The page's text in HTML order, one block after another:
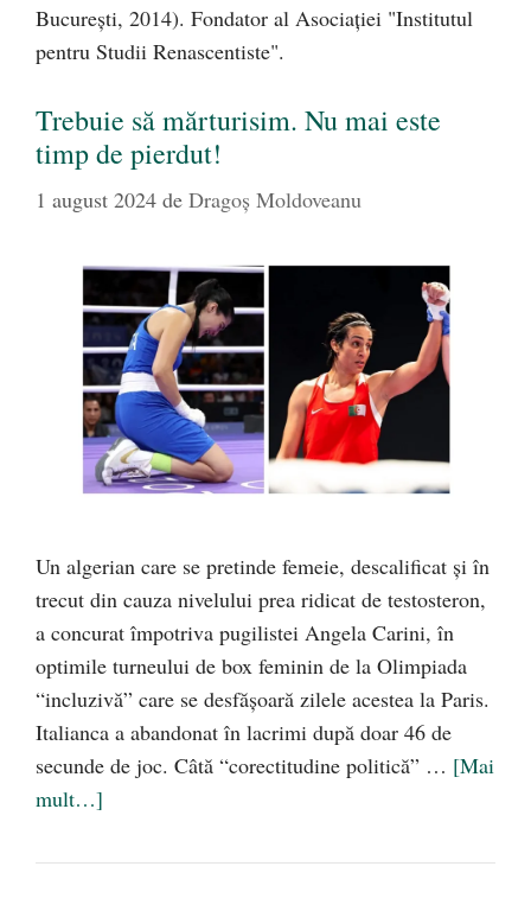
Bucureşti, 2014). Fondator al Asociaţiei "Institutul
pentru Studii Renascentiste".
Trebuie să mărturisim. Nu mai este
timp de pierdut!
1 august 2024 de Dragoş Moldoveanu
Un algerian care se pretinde femeie, descalificat și în
trecut din cauza nivelului prea ridicat de testosteron,
a concurat împotriva pugilistei Angela Carini, în
optimile turneului de box feminin de la Olimpiada
“incluzivă” care se desfășoară zilele acestea la Paris.
Italianca a abandonat în lacrimi după doar 46 de
secunde de joc. Câtă “corectitudine politică” … [Mai
mult…]